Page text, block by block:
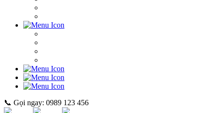
📞 Gọi ngay: 0989 123 456